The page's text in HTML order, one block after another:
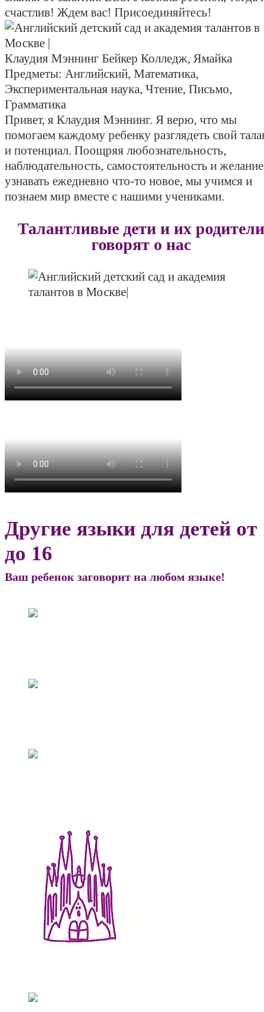
счастлив! Ждем вас! Присоединяйтесь!
Клаудия Мэннинг Бейкер Колледж, Ямайка
Предметы: Английский, Математика,
Экспериментальная наука, Чтение, Письмо,
Грамматика
Привет, я Клаудия Мэннинг. Я верю, что мы
помогаем каждому ребенку разглядеть свой
и потенциал. Поощряя любознательность,
наблюдательность, самостоятельность и желание
узнавать ежедневно что-то новое, мы учимся и
познаем мир вместе с нашими учениками.
Талантливые дети и их родители
говорят о нас
Другие языки для детей от
до 16
Ваш ребенок заговорит на любом языке!